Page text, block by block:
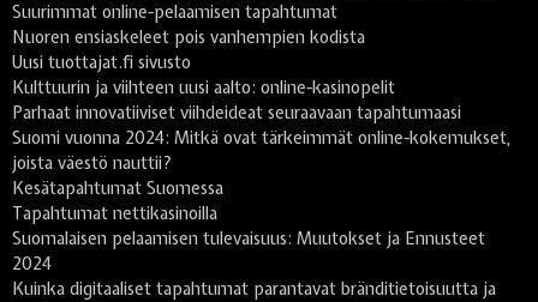
Suurimmat online-pelaamisen tapahtumat
Nuoren ensiaskeleet pois vanhempien kodista
Uusi tuottajat.fi sivusto
Kulttuurin ja viihteen uusi aalto: online-kasinopelit
Parhaat innovatiiviset viihdeideat seuraavaan tapahtumaasi
Suomi vuonna 2024: Mitkä ovat tärkeimmät online-kokemukset,
joista väestö nauttii?
Kesätapahtumat Suomessa
Tapahtumat nettikasinoilla
Suomalaisen pelaamisen tulevaisuus: Muutokset ja Ennusteet
2024
Kuinka digitaaliset tapahtumat parantavat bränditietoisuutta ja